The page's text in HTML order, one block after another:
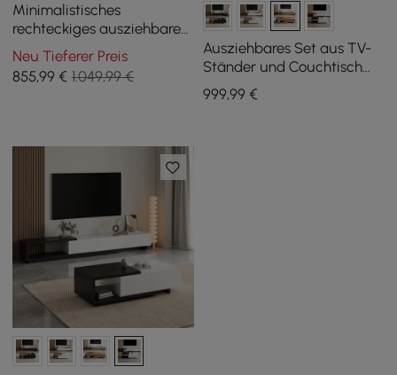
Minimalistisches
rechteckiges ausziehbares
TV-Schrank und
Couchtisch Set mit
Liftplatte in Weiß und
Neu Tieferer Preis
855,99 € 1.049,99 €
Ausziehbares Set aus TV-
Ständer und Couchtisch
Quoint
999,99€